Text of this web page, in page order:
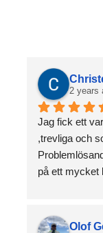
2 years
Jag fick ett
,trevliga och
på ett mycket
som hade
Olof